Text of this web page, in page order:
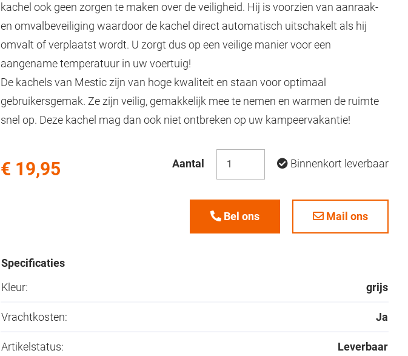
kachel ook geen zorgen te maken over de veiligheid. Hij is voorzien van aanraak-
en omvalbeveiliging waardoor de kachel direct automatisch uitschakelt als hij
omvalt of verplaatst wordt. U zorgt dus op een veilige manier voor een
aangename temperatuur in uw voertuig!
De kachels van Mestic zijn van hoge kwaliteit en staan voor optimaal
gebruikersgemak. Ze zijn veilig, gemakkelijk mee te nemen en warmen de ruimte
snel op. Deze kachel mag dan ook niet ontbreken op uw kampeervakantie!
€ 19,95 Aantal Binnenkort leverbaar
Bel ons Mail ons
Specificaties
Kleur:
grijs
Vrachtkosten: Ja
Artikelstatus: Leverbaar